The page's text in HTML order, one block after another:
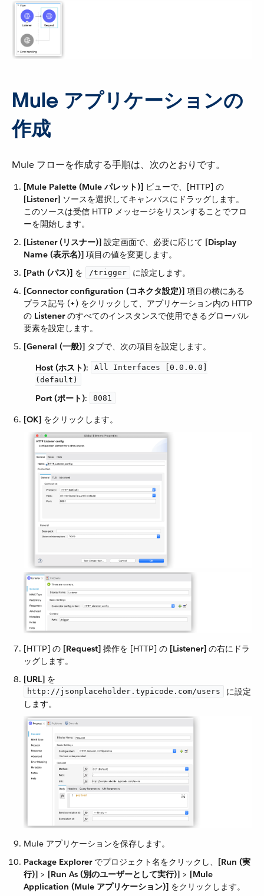
Mule アプリケーションの
作成
Mule フローを作成する手順は、次のとおりです。
[Mule Palette (Mule パレット)] ​ ビューで、[HTTP] の ​
[Listener] ​ ソースを選択してキャンバスにドラッグします。
このソースは受信 HTTP メッセージをリスンすることでフロ
ーを開始します。
[Listener (リスナー)] ​ 設定画面で、必要に応じて ​ [Display
Name (表示名)] ​ 項目の値を変更します。
[Path (パス)] ​ を ​ /trigger
​ に設定します。
[Connector configuration (コネクタ設定)] ​ 項目の横にある
プラス記号 (​+​) をクリックして、アプリケーション内の HTTP
の ​ Listener​ のすべてのインスタンスで使用できるグローバル
要素を設定します。
[General (一般)] ​ タブで、次の項目を設定します。
Host (ホスト)​:
All Interfaces [0.0.0.0]
(default)
Port (ポート)​: 8081
[OK] ​ をクリックします。
[HTTP] の ​ [Request] ​ 操作を [HTTP] の ​ [Listener] ​ の右にドラ
ッグします。
[URL] ​ を ​
http://jsonplaceholder.typicode.com/users
​ に設定
します。
Mule アプリケーションを保存します。
Package Explorer​ でプロジェクト名をクリックし、​ [Run (実
行)] ​ > ​ [Run As (別のユーザーとして実行)] ​ > ​ [Mule
Application (Mule アプリケーション)] ​ をクリックします。